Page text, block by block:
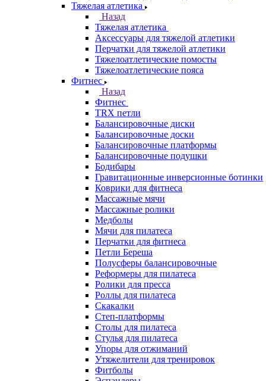
Тяжелая атлетика
Назад
Тяжелая атлетика
Аксессуары для тяжелой атлетики
Перчатки для тяжелой атлетики
Тяжелоатлетические помосты
Тяжелоатлетические пояса
Фитнес
Назад
Фитнес
TRX петли
Балансировочные диски
Балансировочные доски
Балансировочные платформы
Балансировочные подушки
Бодибары
Гравитационные инверсионные ботинки
Коврики для фитнеса
Массажные мячи
Массажные ролики
Медболы
Мячи для пилатеса
Перчатки для фитнеса
Петли Береша
Полусферы балансировочные
Реформеры для пилатеса
Ролики для пресса
Роллы для пилатеса
Скакалки
Степ-платформы
Столы для пилатеса
Стулья для пилатеса
Упоры для отжиманий
Утяжелители для тренировок
Фитболы